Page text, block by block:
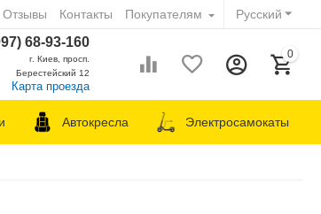
Русский
Отзывы Контакты Покупателям
68-93-160
г. Киев, просп.
Берестейский 12
Карта проезда
0
Автокресла Электросамокаты